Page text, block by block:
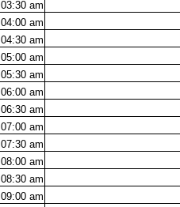
03:30 am
04:00 am
04:30 am
05:00 am
05:30 am
06:00 am
06:30 am
07:00 am
07:30 am
08:00 am
08:30 am
09:00 am